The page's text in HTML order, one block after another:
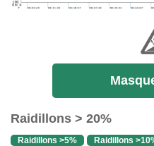
Raidillons > 20%
Raidillons >5% Raidillons